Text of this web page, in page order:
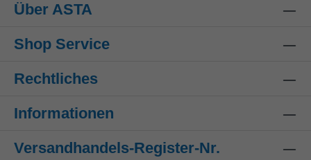
Über ASTA
Shop Service
Rechtliches
Informationen
Versandhandels-Register-Nr.